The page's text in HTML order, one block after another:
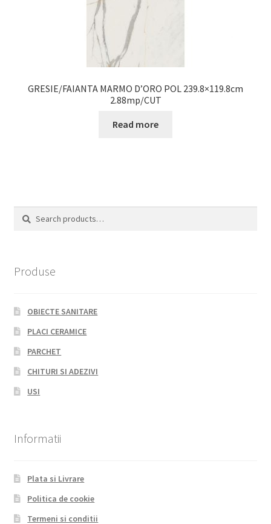
GRESIE/FAIANTA MARMO D’ORO POL 239.8×119.8cm
2.88mp/CUT
Read more
Search
Search
Produse
OBIECTE SANITARE
PLACI CERAMICE
PARCHET
CHITURI SI ADEZIVI
USI
Informatii
Plata si Livrare
Politica de cookie
Termeni si conditii